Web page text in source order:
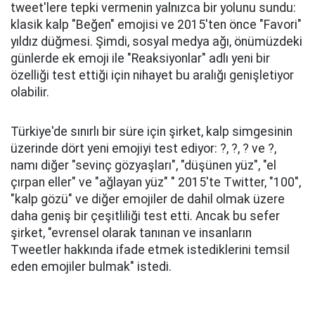
tweet'lere tepki vermenin yalnızca bir yolunu sundu:
klasik kalp "Beğen" emojisi ve 2015'ten önce "Favori"
yıldız düğmesi. Şimdi, sosyal medya ağı, önümüzdeki
günlerde ek emoji ile "Reaksiyonlar" adlı yeni bir
özelliği test ettiği için nihayet bu aralığı genişletiyor
olabilir.
Türkiye'de sınırlı bir süre için şirket, kalp simgesinin
üzerinde dört yeni emojiyi test ediyor: ?, ?, ? ve ?,
namı diğer "sevinç gözyaşları", "düşünen yüz", "el
çırpan eller" ve "ağlayan yüz" " 2015'te Twitter, "100",
"kalp gözü" ve diğer emojiler de dahil olmak üzere
daha geniş bir çeşitliliği test etti. Ancak bu sefer
şirket, "evrensel olarak tanınan ve insanların
Tweetler hakkında ifade etmek istediklerini temsil
eden emojiler bulmak" istedi.